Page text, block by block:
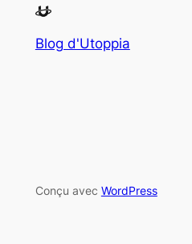
Blog d'Utoppia
Conçu avec WordPress